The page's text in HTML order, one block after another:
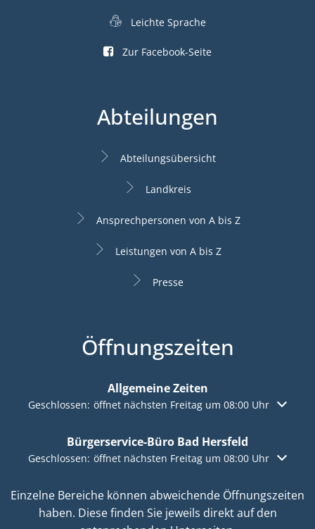
Leichte Sprache
Zur Facebook-Seite
Abteilungen
Abteilungsübersicht
Landkreis
Ansprechpersonen von A bis Z
Leistungen von A bis Z
Presse
Öffnungszeiten
Allgemeine Zeiten
Klicken, um weitere Öffnungs- oder Schließzeiten
Geschlossen: öffnet nächsten Freitag um 08:00 Uhr
Bürgerservice-Büro Bad Hersfeld
Klicken, um weitere Öffnungs- oder Schließzeiten
Geschlossen: öffnet nächsten Freitag um 08:00 Uhr
Einzelne Bereiche können abweichende Öffnungszeiten
haben. Diese finden Sie jeweils direkt auf den